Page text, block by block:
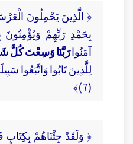
﴿ الَّذِينَ يَحْمِلُونَ
بِحَمْدِ رَبِّهِمْ
آمَنُوارَبَّنَا وَسِعْتَ كُلَّ
لِلَّذِينَ تَابُوا وَاتَّبَعُوا
(7)﴾
﴿ وَلَقَدْ جِئْنَاهُمْ